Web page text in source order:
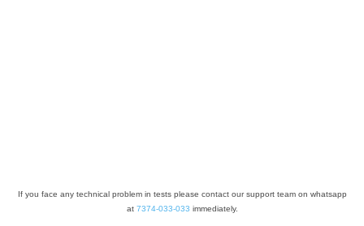
If you face any technical problem in tests please contact our support team on whatsapp
at 7374-033-033 immediately.